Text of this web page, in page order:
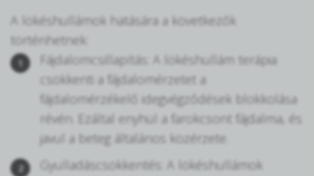
A lökéshullámok hatására a következők
történhetnek:
Fájdalomcsillapítás: A lökéshullám terápia
csökkenti a fájdalomérzetet a
fájdalomérzékelő idegvégződések blokkolása
révén. Ezáltal enyhül a farokcsont fájdalma, és
javul a beteg általános közérzete.
Gyulladáscsökkentés: A lökéshullámok